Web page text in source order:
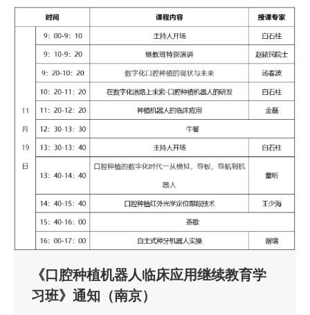
《口腔种植机器人临床应用继续教育学
习班》通知（南京）